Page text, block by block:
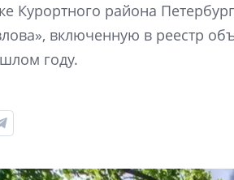
Курортного района
включенную в реестр
году.